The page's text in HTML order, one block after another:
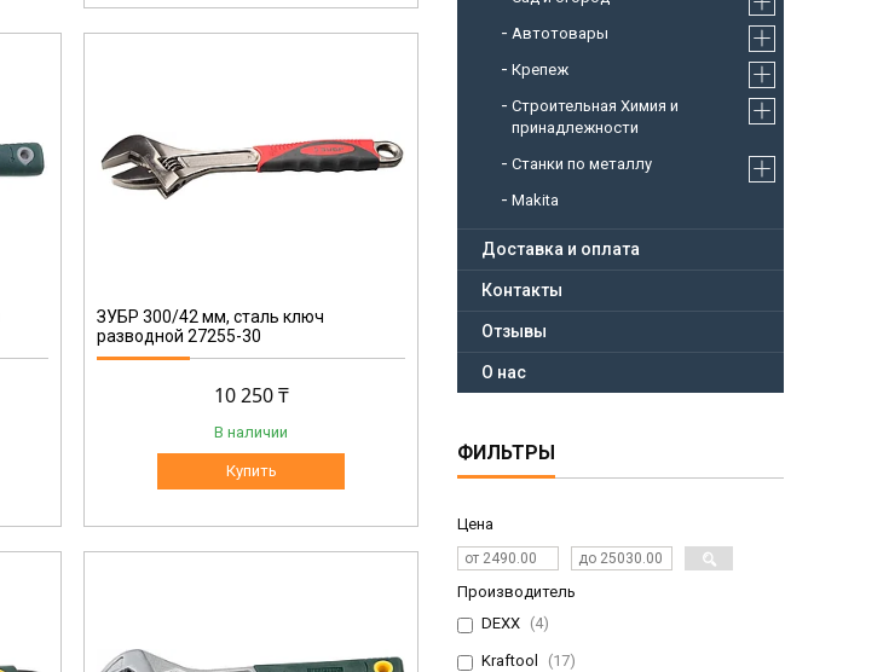
ЗУБР 300/42 мм, сталь ключ
разводной 27255-30
10 250 ₸
В наличии
Купить
Автотовары
Крепеж
Строительная Химия и
принадлежности
Станки по металлу
Makita
Доставка и оплата
Контакты
Отзывы
О нас
ФИЛЬТРЫ
Цена
Производитель
DEXX
4
Kraftool 17